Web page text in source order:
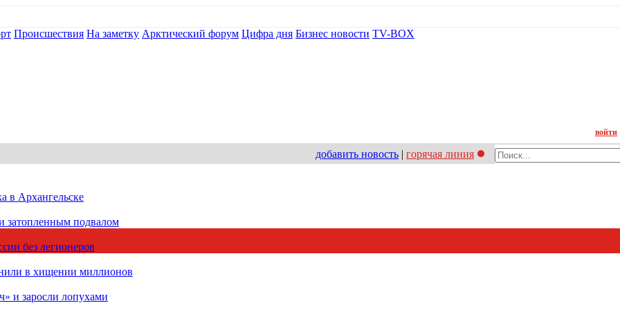
Происшествия На заметку Арктический форум Цифра дня Бизнес новости TV-BOX
войти
добавить новость | горячая линия
в Архангельске
затопленным подвалом
без легионеров
в хищении миллионов
и заросли лопухами